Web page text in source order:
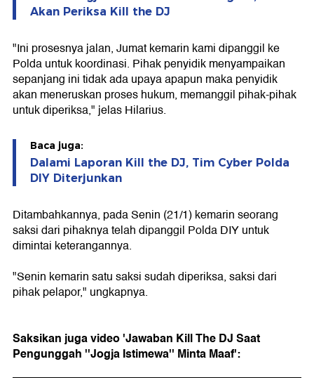
Akan Periksa Kill the DJ
"Ini prosesnya jalan, Jumat kemarin kami dipanggil ke
Polda untuk koordinasi. Pihak penyidik menyampaikan
sepanjang ini tidak ada upaya apapun maka penyidik
akan meneruskan proses hukum, memanggil pihak-pihak
untuk diperiksa," jelas Hilarius.
Baca juga:
Dalami Laporan Kill the DJ, Tim Cyber Polda
DIY Diterjunkan
Ditambahkannya, pada Senin (21/1) kemarin seorang
saksi dari pihaknya telah dipanggil Polda DIY untuk
dimintai keterangannya.
"Senin kemarin satu saksi sudah diperiksa, saksi dari
pihak pelapor," ungkapnya.
Saksikan juga video 'Jawaban Kill The DJ Saat
Pengunggah ''Jogja Istimewa'' Minta Maaf':